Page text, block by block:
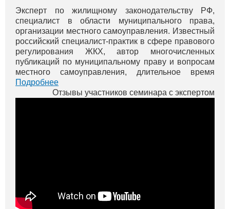
Эксперт по жилищному законодательству РФ,
специалист в области муниципального права,
организации местного самоуправления. Известный
российский специалист-практик в сфере правового
регулирования ЖКХ, автор многочисленных
публикаций по муниципальному праву и вопросам
местного самоуправления, длительное время
являлся экспертом РАНХиГС при Президенте РФ
(Москва), входил в различные экспертные со...
Подробнее
Отзывы участников семинара с экспертом